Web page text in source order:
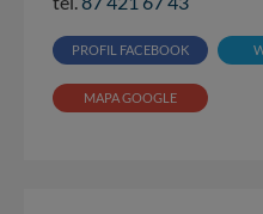
PROFIL FACEBOOK
MAPA GOOGLE